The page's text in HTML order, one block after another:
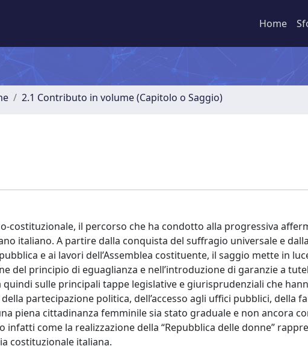
Home
2.1 Contributo in volume (Capitolo o Saggio)
il percorso che ha condotto alla progressiva
italiano. A partire dalla conquista del suffragio universale e dalla
e ai lavori dell’Assemblea costituente, il saggio mette in
del principio di eguaglianza e nell’introduzione di garanzie a
quindi sulle principali tappe legislative e giurisprudenziali che
partecipazione politica, dell’accesso agli uffici pubblici, della
piena cittadinanza femminile sia stato graduale e non ancora
come la realizzazione della “Repubblica delle donne”
costituzionale italiana.